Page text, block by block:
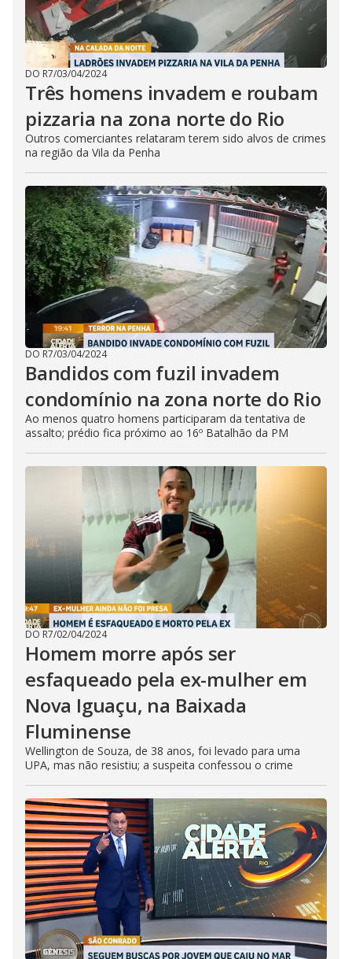
DO R7/03/04/2024
Três homens invadem e roubam
pizzaria na zona norte do Rio
Outros comerciantes relataram terem sido alvos de crimes
na região da Vila da Penha
DO R7/03/04/2024
Bandidos com fuzil invadem
condomínio na zona norte do Rio
Ao menos quatro homens participaram da tentativa de
assalto; prédio fica próximo ao 16º Batalhão da PM
DO R7/02/04/2024
Homem morre após ser
esfaqueado pela ex-mulher em
Nova Iguaçu, na Baixada
Fluminense
Wellington de Souza, de 38 anos, foi levado para uma
UPA, mas não resistiu; a suspeita confessou o crime